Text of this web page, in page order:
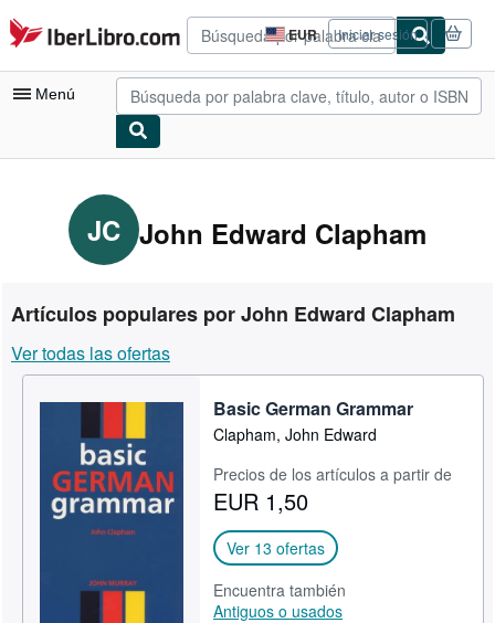
Pasar al contenido principal
IberLibro.com EUR
Preferencias
de
compra
del
Iniciar sesión
Menú
Consultar mis pedidos
Búsqueda avanzada
Libros antiguos
Arte y coleccionismo
Vendedores
Comenzar a vender
Ayuda
CERRAR
JC John Edward Clapham
Artículos populares por John Edward Clapham
Ver todas las ofertas
Basic German Grammar
Clapham, John Edward
Precios de los artículos a partir de
EUR 1,50
Ver 13 ofertas
Encuentra también
Antiguos o usados